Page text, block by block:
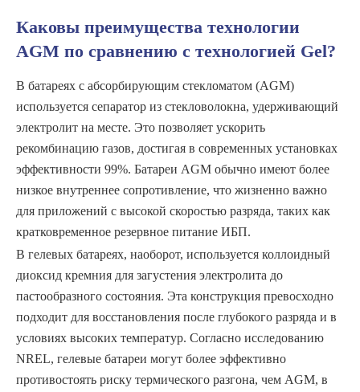
Каковы преимущества технологии
AGM по сравнению с технологией Gel?
В батареях с абсорбирующим стекломатом (AGM)
используется сепаратор из стекловолокна, удерживающий
электролит на месте. Это позволяет ускорить
рекомбинацию газов, достигая в современных установках
эффективности 99%. Батареи AGM обычно имеют более
низкое внутреннее сопротивление, что жизненно важно
для приложений с высокой скоростью разряда, таких как
кратковременное резервное питание ИБП.
В гелевых батареях, наоборот, используется коллоидный
диоксид кремния для загустения электролита до
пастообразного состояния. Эта конструкция превосходно
подходит для восстановления после глубокого разряда и в
условиях высоких температур. Согласно исследованию
NREL, гелевые батареи могут более эффективно
противостоять риску термического разгона, чем AGM, в